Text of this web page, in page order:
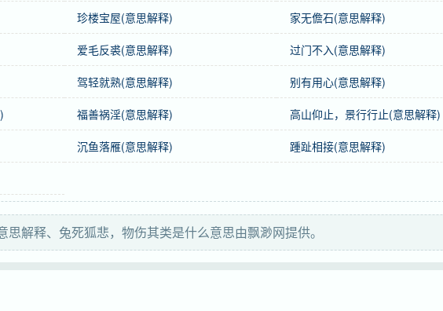
death of the hare, all things are sorry for their own kind.
hú bēi
悲
wù shāng qí jī
其
lèi
类
珍楼宝屋(意思解释) 家无儋石(意思解释)
爱毛反裘(意思解释) 过门不入(意思解释)
驾轻就熟(意思解释) 别有用心(意思解释)
福善祸淫(意思解释) 高山仰止，景行行止(意思解释)
沉鱼落雁(意思解释) 踵趾相接(意思解释)
解释、兔死狐悲，物伤其类是什么意思由飘渺网提供。